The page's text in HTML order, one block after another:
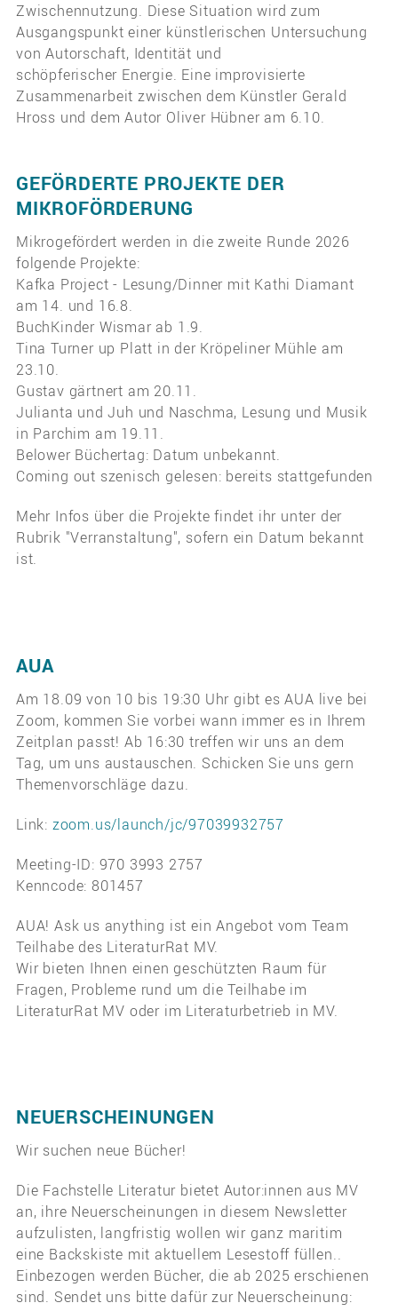
Zwischennutzung. Diese Situation wird zum
Ausgangspunkt einer künstlerischen Untersuchung
von Autorschaft, Identität und
schöpferischer Energie. Eine improvisierte
Zusammenarbeit zwischen dem Künstler Gerald
Hross und dem Autor Oliver Hübner am 6.10.
GEFÖRDERTE PROJEKTE DER
MIKROFÖRDERUNG
Mikrogefördert werden in die zweite Runde 2026
folgende Projekte:
Kafka Project - Lesung/Dinner mit Kathi Diamant
am 14. und 16.8.
BuchKinder Wismar ab 1.9.
Tina Turner up Platt in der Kröpeliner Mühle am
23.10.
Gustav gärtnert am 20.11.
Julianta und Juh und Naschma, Lesung und Musik
in Parchim am 19.11.
Belower Büchertag: Datum unbekannt.
Coming out szenisch gelesen: bereits stattgefunden
Mehr Infos über die Projekte findet ihr unter der
Rubrik "Verranstaltung", sofern ein Datum bekannt
ist.
AUA
Am 18.09 von 10 bis 19:30 Uhr gibt es AUA live bei
Zoom, kommen Sie vorbei wann immer es in Ihrem
Zeitplan passt! Ab 16:30 treffen wir uns an dem
Tag, um uns austauschen. Schicken Sie uns gern
Themenvorschläge dazu.
Link: zoom.us/launch/jc/97039932757
Meeting-ID: 970 3993 2757
Kenncode: 801457
AUA! Ask us anything ist ein Angebot vom Team
Teilhabe des LiteraturRat MV.
Wir bieten Ihnen einen geschützten Raum für
Fragen, Probleme rund um die Teilhabe im
LiteraturRat MV oder im Literaturbetrieb in MV.
NEUERSCHEINUNGEN
Wir suchen neue Bücher!
Die Fachstelle Literatur bietet Autor:innen aus MV
an, ihre Neuerscheinungen in diesem Newsletter
aufzulisten, langfristig wollen wir ganz maritim
eine Backskiste mit aktuellem Lesestoff füllen..
Einbezogen werden Bücher, die ab 2025 erschienen
sind. Sendet uns bitte dafür zur Neuerscheinung: